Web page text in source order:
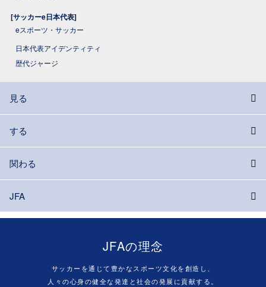
[サッカーe日本代表]
eスポーツ・サッカー
日本代表アイデンティティ
歴代ジャージ
見る
する
関わる
JFA
JFAの理念
サッカーを通じて豊かなスポーツ文化を創造し、
人々の心身の健全な発達と社会の発展に貢献する。